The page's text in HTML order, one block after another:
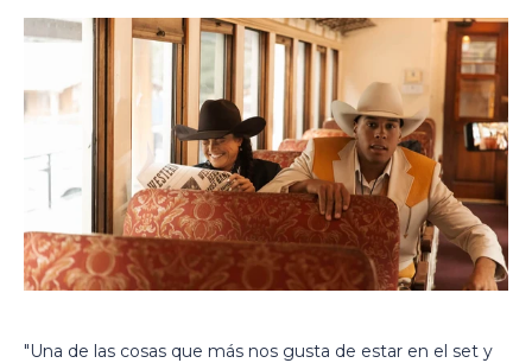
"Una de las cosas que más nos gusta de estar en el set y